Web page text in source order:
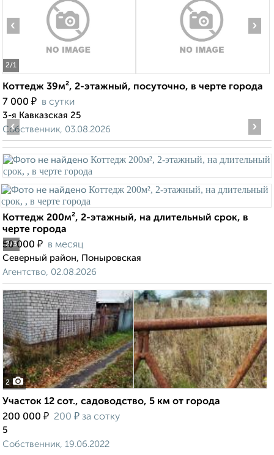
2/1
‹ ›
Коттедж 39м², 2-этажный, посуточно, в черте города
7 000 ₽ в сутки
3-я Кавказская 25
Собственник, 03.08.2026
2/3
‹ ›
Коттедж 200м², 2-этажный, на длительный срок, в
черте города
50 000 ₽ в месяц
Северный район, Поныровская
Агентство, 02.08.2026
2
Участок 12 сот., садоводство, 5 км от города
200 000 ₽ 200 ₽ за сотку
5
Собственник, 19.06.2022